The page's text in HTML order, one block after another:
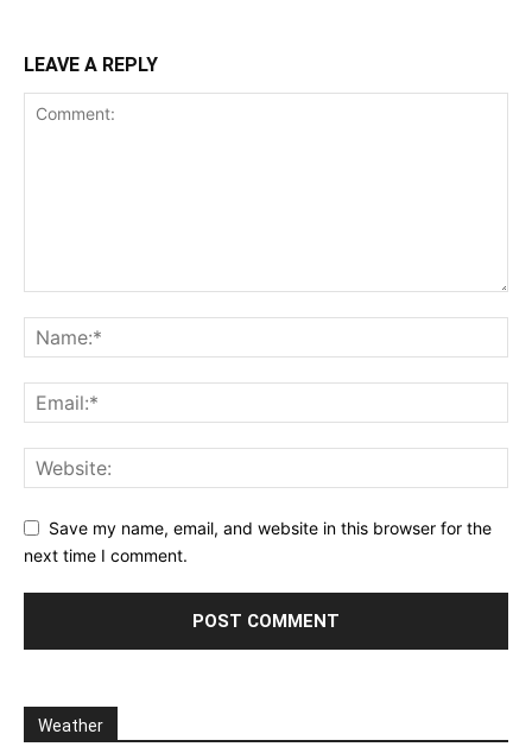
LEAVE A REPLY
Save my name, email, and website in this browser for the
next time I comment.
Weather